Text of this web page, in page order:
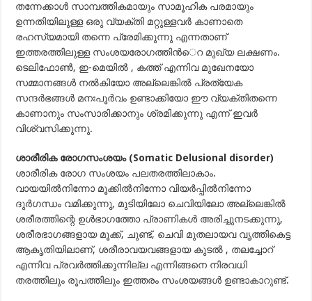
തന്നേക്കാള്‍ സാമ്പത്തികമായും സാമൂഹിക പരമായും
ഉന്നതിയിലുള്ള ഒരു വ്യക്തി മറ്റുള്ളവര്‍ കാണാതെ
രഹസ്യമായി തന്നെ പ്രേമിക്കുന്നു എന്നതാണ്
ഇത്തരത്തിലുള്ള സംശയരോഗത്തിന്‍െറ മുഖ്യ ലക്ഷണം.
ടെലിഫോണ്‍, ഇ-മെയില്‍ , കത്ത് എന്നിവ മുഖേനയോ
സമ്മാനങ്ങള്‍ നല്‍കിയോ അല്ലെങ്കില്‍ പ്രത്യേക
സന്ദര്‍ഭങ്ങള്‍ മനഃപൂര്‍വം ഉണ്ടാക്കിയോ ഈ വ്യക്തിതന്നെ
കാണാനും സംസാരിക്കാനും ശ്രമിക്കുന്നു എന്ന് ഇവര്‍
വിശ്വസിക്കുന്നു.
ശാരീരിക രോഗസംശയം (Somatic Delusional disorder)
ശാരീരിക രോഗ സംശയം പലതരത്തിലാകാം.
വായയില്‍നിന്നോ മൂക്കില്‍നിന്നോ വിയര്‍പ്പില്‍നിന്നോ
ദുര്‍ഗന്ധം വമിക്കുന്നു, മുടിയിലോ ചെവിയിലോ അല്ലെങ്കില്‍
ശരീരത്തിന്റെ ഉള്‍ഭാഗത്തോ പ്രാണികള്‍ അരിച്ചുനടക്കുന്നു,
ശരീരഭാഗങ്ങളായ മൂക്ക്, ചുണ്ട്, ചെവി മുതലായവ വൃത്തികെട്ട
ആകൃതിയിലാണ്, ശരീരാവയവങ്ങളായ കുടല്‍ , തലച്ചോറ്
എന്നിവ പ്രവര്‍ത്തിക്കുന്നില്ല എന്നിങ്ങനെ നിരവധി
തരത്തിലും രൂപത്തിലും ഇത്തരം സംശയങ്ങള്‍ ഉണ്ടാകാറുണ്ട്.